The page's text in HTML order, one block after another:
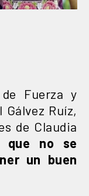
Fuerza y
Ruíz,
de Claudia
que no se
un buen